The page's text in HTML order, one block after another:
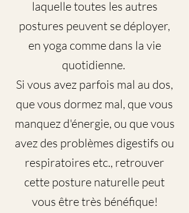
laquelle toutes les autres
postures peuvent se déployer,
en yoga comme dans la vie
quotidienne.
Si vous avez parfois mal au dos,
que vous dormez mal, que vous
manquez d'énergie, ou que vous
avez des problèmes digestifs ou
respiratoires etc., retrouver
cette posture naturelle peut
vous être très bénéfique!